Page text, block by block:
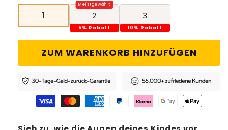
1 2
5% Rabatt
3
10% Rabatt
ZUM WARENKORB HINZUFÜGEN